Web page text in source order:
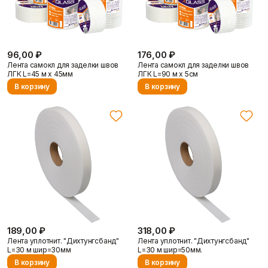
Контакты
Доставка и оплата
96,00 ₽
Лента самокл для заделки швов
ЛГК L=45 м х 45мм
В корзину
176,00 ₽
Лента самокл для заделки швов
ЛГК L=90 м х 5см
В корзину
189,00 ₽
Лента уплотнит. "Дихтунгсбанд"
L=30 м шир=30мм
В корзину
318,00 ₽
Лента уплотнит. "Дихтунгсбанд"
L=30 м шир=50мм.
В корзину